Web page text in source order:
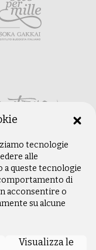
riservati |
Firenze |
tecnologie
alle
queste tecnologie
di
acconsentire o
su alcune
Visualizza le